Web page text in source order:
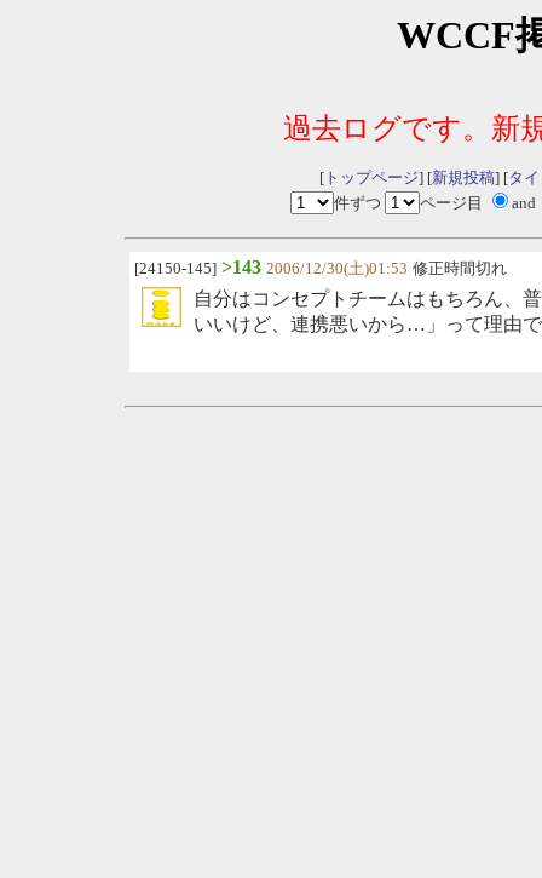
WCCF
過去ログです。新
[トップページ] [新規投稿] [タ
件ずつ
ページ目 and
[24150-145] >143 2006/12/30(土)01:53 修正時間切れ
自分はコンセプトチームはもちろん、
いいけど、連携悪いから…」って理由